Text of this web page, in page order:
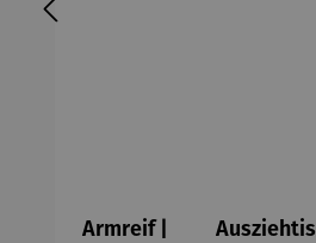
Armreif |
Ausziehtis